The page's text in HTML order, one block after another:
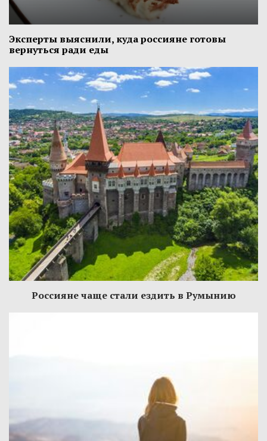
Эксперты выяснили, куда россияне готовы
вернуться ради еды
Россияне чаще стали ездить в Румынию